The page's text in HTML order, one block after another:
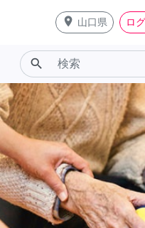
place 山口県 ロ
search